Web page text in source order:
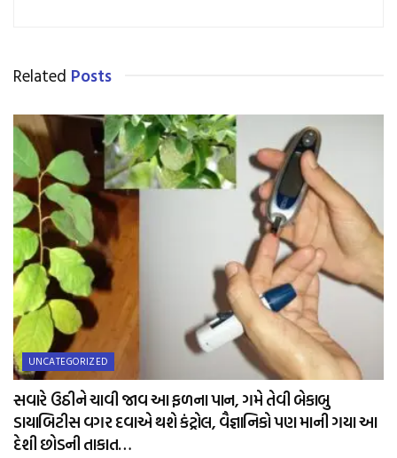
Related Posts
UNCATEGORIZED
સવારે ઉઠીને ચાવી જાવ આ ફળના પાન, ગમે તેવી બેકાબુ
ડાયાબિટીસ વગર દવાએ થશે કંટ્રોલ, વૈજ્ઞાનિકો પણ માની ગયા આ
દેશી છોડની તાકાત…